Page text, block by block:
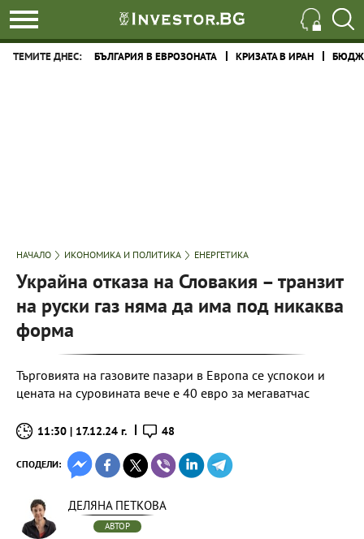
ТЕМИТЕ ДНЕС: БЪЛГАРИЯ В ЕВРОЗОНАТА КРИЗАТА В ИРАН
НАЧАЛО ИКОНОМИКА И ПОЛИТИКА ЕНЕРГЕТИКА
Украйна отказа на Словакия – транзит
на руски газ няма да има под никаква
форма
Търговията на газовите пазари в Европа се успокои и
цената на суровината вече е 40 евро за мегаватчас
11:30 | 17.12.24 г. 48
СПОДЕЛИ:
ДЕЛЯНА ПЕТКОВА
АВТОР